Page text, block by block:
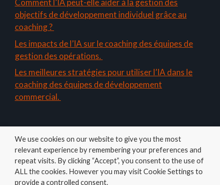
Comment l’IA peut-elle aider à la gestion des
objectifs de développement individuel grâce au
coaching ?
Les impacts de l’IA sur le coaching des équipes de
gestion des opérations.
Les meilleures stratégies pour utiliser l’IA dans le
coaching des équipes de développement
commercial.
Amelys
We use cookies on our website to give you the most
relevant experience by remembering your preferences and
repeat visits. By clicking “Accept”, you consent to the use of
ALL the cookies. However you may visit Cookie Settings to
provide a controlled consent.